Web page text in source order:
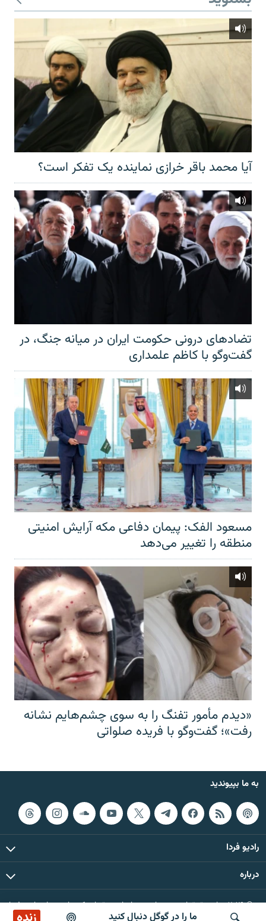
ما را در گوگل دنبال کنید
آیا محمد باقر خرازی نماینده یک تفکر است؟
تضادهای درونی حکومت ایران در میانه جنگ، در
گفت‌‌وگو با کاظم علمداری
مسعود الفک: پیمان دفاعی مکه آرایش امنیتی
منطقه را تغییر می‌دهد
«دیدم مأمور تفنگ را به سوی چشم‌هایم نشانه
رفت»؛ گفت‌و‌گو با فریده صلواتی
به ما بپیوندید
رادیو فردا
درباره
© ۲۰۲۶ تمام حقوق این وب‌سایت، بر اساس مقررات کپی‌رایت، برای رادیو فردا
محفوظ است.